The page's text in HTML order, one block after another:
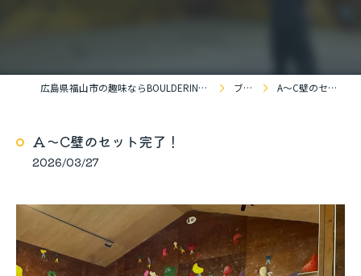
広島県福山市の趣味ならBOULDERING SPACE KOKOPELLi ブログ A〜C壁のセット完了！
A〜C壁のセット完了！
2026/03/27